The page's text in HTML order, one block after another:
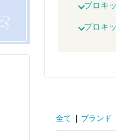
プロキ
プロキ
全て ブランド